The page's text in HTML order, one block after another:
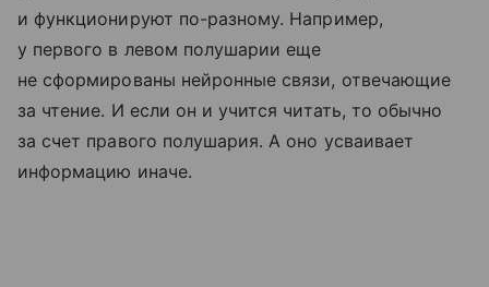
и функционируют по-разному. Например,
у первого в левом полушарии еще
не сформированы нейронные связи, отвечающие
за чтение. И если он и учится читать, то обычно
за счет правого полушария. А оно усваивает
информацию иначе.